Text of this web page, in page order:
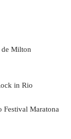
de Milton
in Rio
Festival Maratona